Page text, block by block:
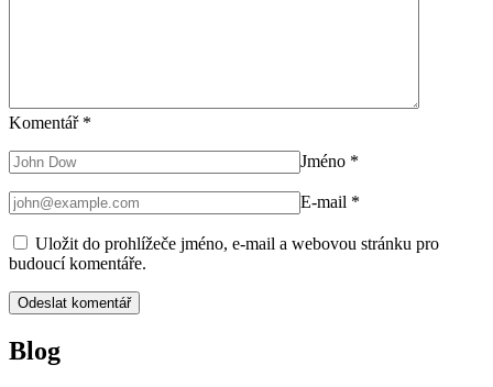
Komentář *
Jméno *
E-mail *
Uložit do prohlížeče jméno, e-mail a webovou stránku pro
budoucí komentáře.
Blog